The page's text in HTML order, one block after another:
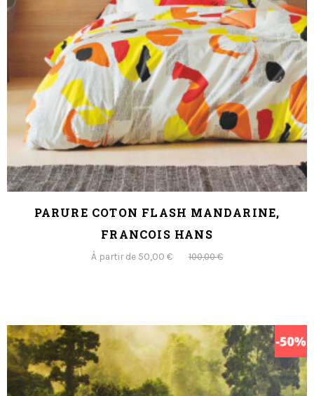
PARURE COTON FLASH MANDARINE,
FRANCOIS HANS
À partir de 50,00 € 100,00 €